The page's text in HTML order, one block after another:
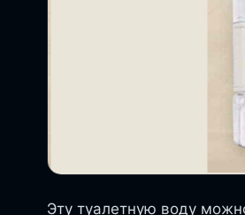
Эту туалетную воду